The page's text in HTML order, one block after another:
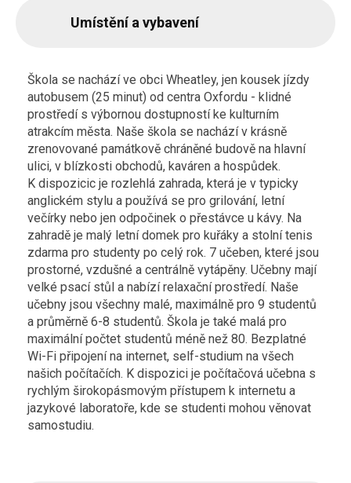
Umístění a vybavení
Škola se nachází ve obci Wheatley, jen kousek jízdy
autobusem (25 minut) od centra Oxfordu - klidné
prostředí s výbornou dostupností ke kulturním
atrakcím města. Naše škola se nachází v krásně
zrenovované památkově chráněné budově na hlavní
ulici, v blízkosti obchodů, kaváren a hospůdek.
K dispozicic je rozlehlá zahrada, která je v typicky
anglickém stylu a používá se pro grilování, letní
večírky nebo jen odpočinek o přestávce u kávy. Na
zahradě je malý letní domek pro kuřáky a stolní tenis
zdarma pro studenty po celý rok. 7 učeben, které jsou
prostorné, vzdušné a centrálně vytápěny. Učebny mají
velké psací stůl a nabízí relaxační prostředí. Naše
učebny jsou všechny malé, maximálně pro 9 studentů
a průměrně 6-8 studentů. Škola je také malá pro
maximální počtet studentů méně než 80. Bezplatné
Wi-Fi připojení na internet, self-studium na všech
našich počítačích. K dispozici je počítačová učebna s
rychlým širokopásmovým přístupem k internetu a
jazykové laboratoře, kde se studenti mohou věnovat
samostudiu.